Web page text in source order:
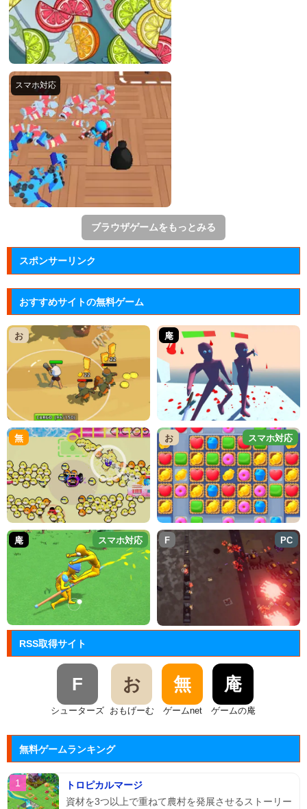
ブラウザゲームをもっとみる
スポンサーリンク
おすすめサイトの無料ゲーム
お 庵
無 お スマホ対応
庵 スマホ対応 F PC
RSS取得サイト
F
シューターズ
お
おもげーむ
無
ゲームnet
庵
ゲームの庵
無料ゲームランキング
トロピカルマージ
資材を3つ以上で重ねて農村を発展させるストーリー